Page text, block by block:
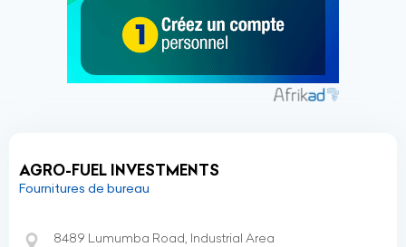
AGRO-FUEL INVESTMENTS
Fournitures de bureau
8489 Lumumba Road, Industrial Area